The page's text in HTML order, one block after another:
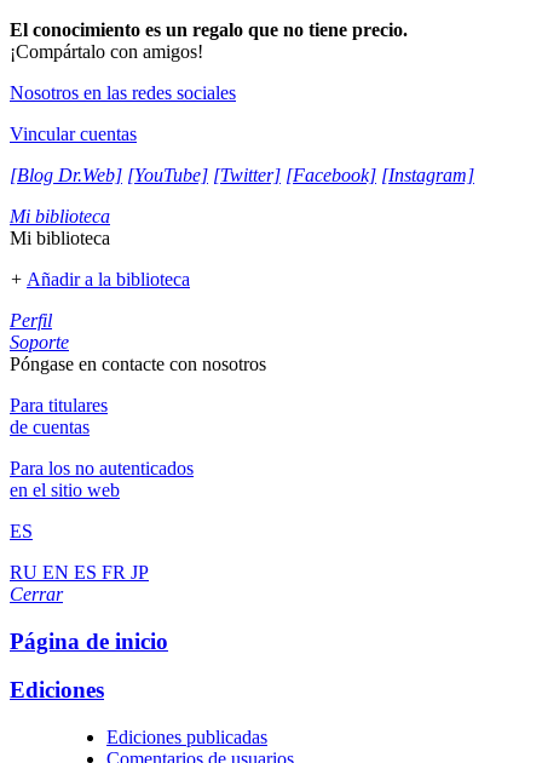
El conocimiento es un regalo que no tiene precio.
¡Compártalo con amigos!
Nosotros en las redes sociales
Vincular cuentas
[Blog Dr.Web] [YouTube] [Twitter] [Facebook] [Instagram]
Mi biblioteca
Mi biblioteca
+ Añadir a la biblioteca
Perfil
Soporte
Póngase en contacte con nosotros
Para titulares
de cuentas
Para los no autenticados
en el sitio web
ES
RU EN ES FR JP
Cerrar
Página de inicio
Ediciones
Ediciones publicadas